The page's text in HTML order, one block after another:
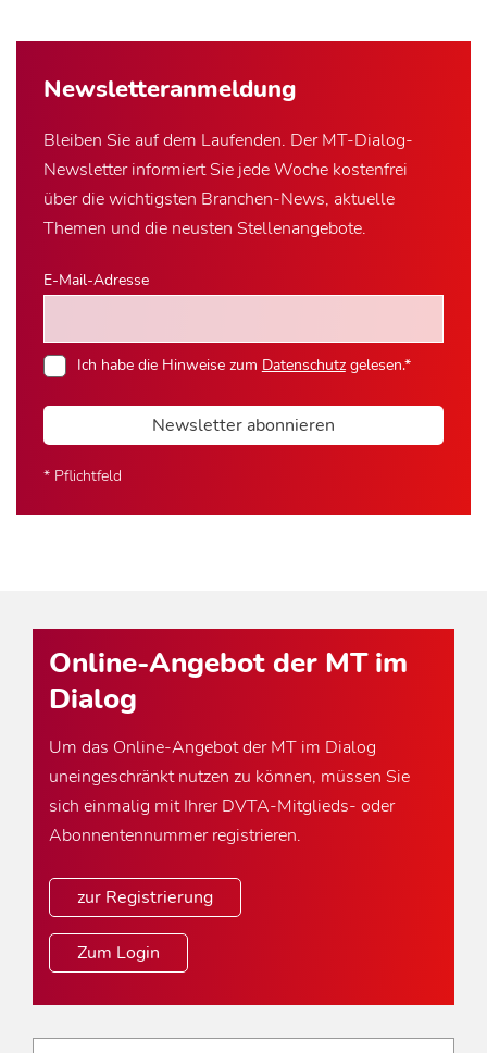
Newsletter­anmeldung
Bleiben Sie auf dem Laufenden. Der MT-Dialog-
Newsletter informiert Sie jede Woche kostenfrei
über die wichtigsten Branchen-News, aktuelle
Themen und die neusten Stellenangebote.
E-Mail-Adresse
Ich habe die Hinweise zum Datenschutzgelesen.*
Newsletter abonnieren
* Pflichtfeld
Online-Angebot der MT im
Dialog
Um das Online-Angebot der MT im Dialog
uneingeschränkt nutzen zu können, müssen Sie
sich einmalig mit Ihrer DVTA-Mitglieds- oder
Abonnentennummer registrieren.
zur Registrierung
Zum Login